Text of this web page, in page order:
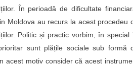
În perioadă de dificultate
Moldova au recurs la acest procedeu
Politic și practic vorbim, în special
sunt plățile sociale sub formă
acest motiv consider că acest